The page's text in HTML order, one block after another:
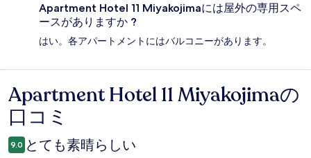
Apartment Hotel 11 Miyakojimaには屋外の専用スペ
ースがありますか ?
はい。各アパートメントにはバルコニーがあります。
口
コ
ミ
Apartment Hotel 11 Miyakojimaの
口コミ
9.0 とても素晴らしい